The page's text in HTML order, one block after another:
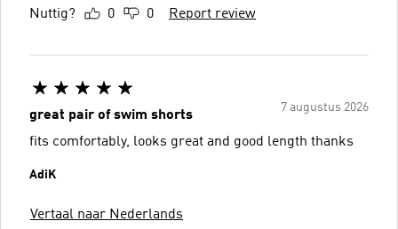
Nuttig? 0 0 Report review
7 augustus 2026
great pair of swim shorts
fits comfortably, looks great and good length thanks
AdiK
Vertaal naar Nederlands